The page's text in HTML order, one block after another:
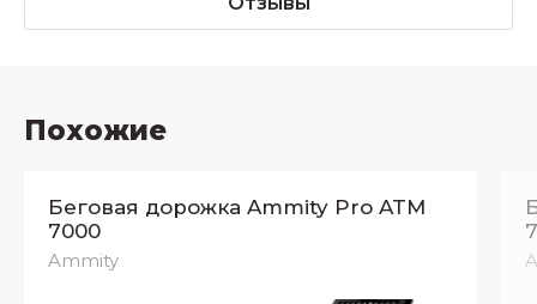
Похожие
Беговая дорожка Ammity Pro ATM
7000
Ammity